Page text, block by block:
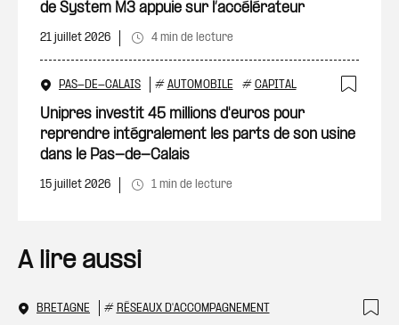
de System M3 appuie sur l’accélérateur
21 juillet 2026 4 min de lecture
PAS-DE-CALAIS # AUTOMOBILE # CAPITAL
Unipres investit 45 millions d'euros pour
reprendre intégralement les parts de son usine
dans le Pas-de-Calais
15 juillet 2026 1 min de lecture
A lire aussi
BRETAGNE # RÉSEAUX D'ACCOMPAGNEMENT